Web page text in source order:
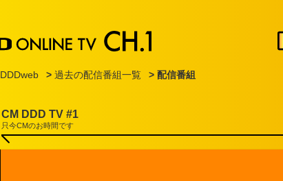
DDDweb > 過去の配信番組一覧 > 配信番組
CM DDD TV #1
只今CMのお時間です